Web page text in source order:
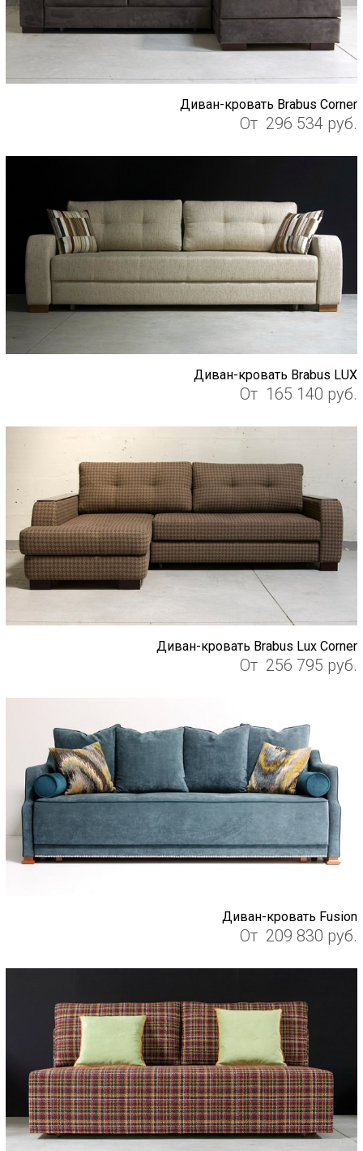
Диван-кровать Brabus Corner
От 296 534 руб.
Диван-кровать Brabus LUX
От 165 140 руб.
Диван-кровать Brabus Lux Corner
От 256 795 руб.
Диван-кровать Fusion
От 209 830 руб.